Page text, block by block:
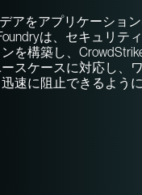
アをアプリケーション
は、セキュリテ
を構築し、
スケースに対応し、
速に阻止できるように